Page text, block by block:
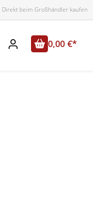
Direkt beim Großhändler kaufen
0,00 €*